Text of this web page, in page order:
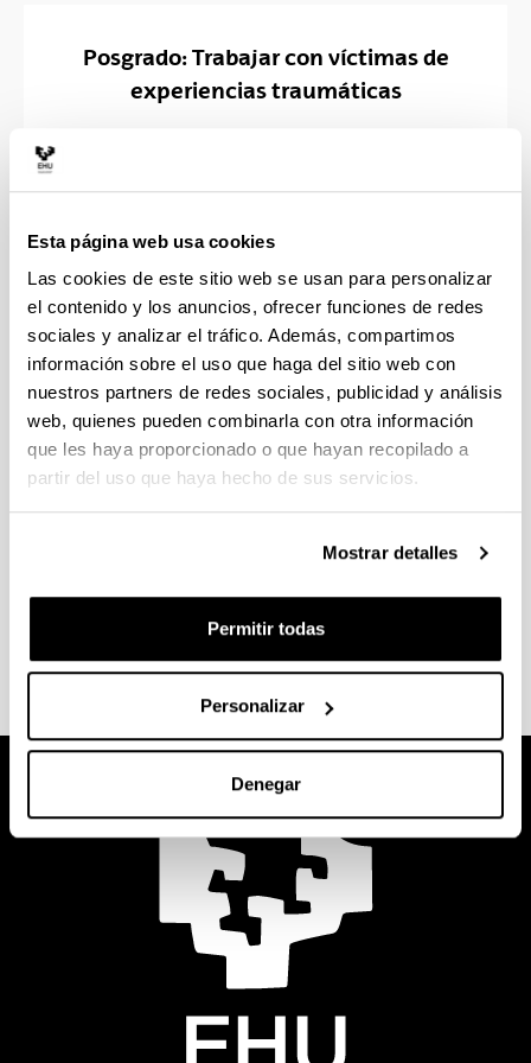
Esta página web usa cookies
Las cookies de este sitio web se usan para personalizar
el contenido y los anuncios, ofrecer funciones de redes
sociales y analizar el tráfico. Además, compartimos
información sobre el uso que haga del sitio web con
nuestros partners de redes sociales, publicidad y análisis
web, quienes pueden combinarla con otra información
que les haya proporcionado o que hayan recopilado a
partir del uso que haya hecho de sus servicios.
Mostrar detalles
Permitir todas
Personalizar
Denegar
Posgrado: Trabajar con víctimas de
experiencias traumáticas
Cursos en abierto
Cursos y actividades formativas
Diccionario audiovisual